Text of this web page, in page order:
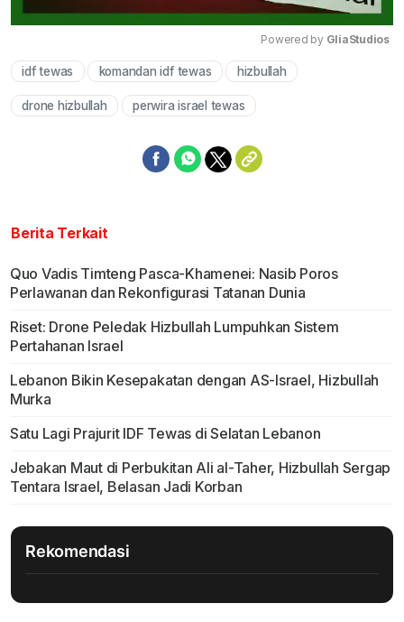
Powered by GliaStudios
idf tewas komandan idf tewas hizbullah
drone hizbullah perwira israel tewas
Berita Terkait
Quo Vadis Timteng Pasca-Khamenei: Nasib Poros
Perlawanan dan Rekonfigurasi Tatanan Dunia
Riset: Drone Peledak Hizbullah Lumpuhkan Sistem
Pertahanan Israel
Lebanon Bikin Kesepakatan dengan AS-Israel, Hizbullah
Murka
Satu Lagi Prajurit IDF Tewas di Selatan Lebanon
Jebakan Maut di Perbukitan Ali al-Taher, Hizbullah Sergap
Tentara Israel, Belasan Jadi Korban
Rekomendasi